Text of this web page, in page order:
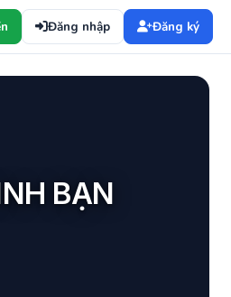
Đăng nhập Đăng ký
BẠN